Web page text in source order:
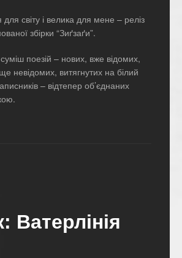
світу і велика для мене – реліз
збірки “Зиґзаґи”.
поезій – нових, вже відомих,
ще невідомих, витягнутих на білий
– відтепер об’єднаних
Ватерлінія